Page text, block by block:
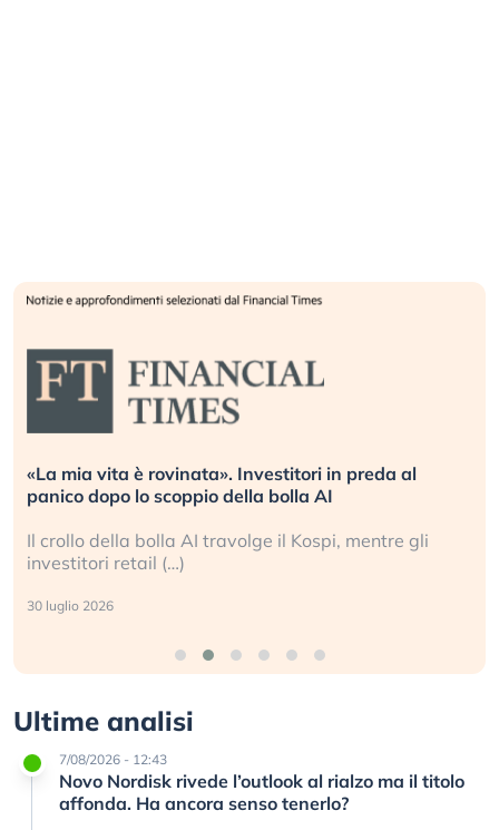
«La mia vita è rovinata». Investitori in preda al
panico dopo lo scoppio della bolla AI
Il crollo della bolla AI travolge il Kospi, mentre gli
investitori retail (…)
30 luglio 2026
Ultime analisi
7/08/2026 - 12:43
Novo Nordisk rivede l’outlook al rialzo ma il titolo
affonda. Ha ancora senso tenerlo?